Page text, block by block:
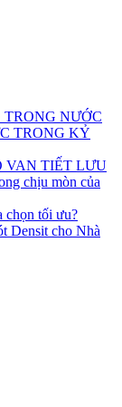
NƯỚC
TRONG KỶ
VAN TIẾT LƯU
chịu mòn của
chọn tối ưu?
Densit cho Nhà